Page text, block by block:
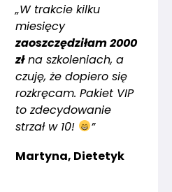
„W trakcie kilku
miesięcy
zaoszczędziłam 2000
złna szkoleniach, a
czuję, że dopiero się
rozkręcam. Pakiet VIP
to zdecydowanie
strzał w 10!
”
Martyna, Dietetyk